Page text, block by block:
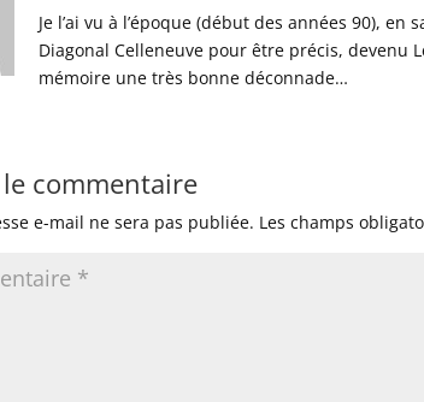
Je l’ai vu à l’époque (début des années 90),
Diagonal Celleneuve pour être précis, devenu
mémoire une très bonne déconnade…
le commentaire
e-mail ne sera pas publiée. Les champs